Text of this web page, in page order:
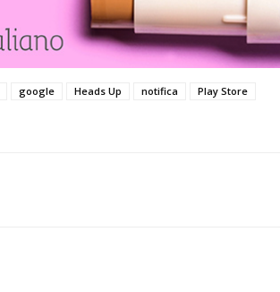
google Heads Up notifica
Play Store